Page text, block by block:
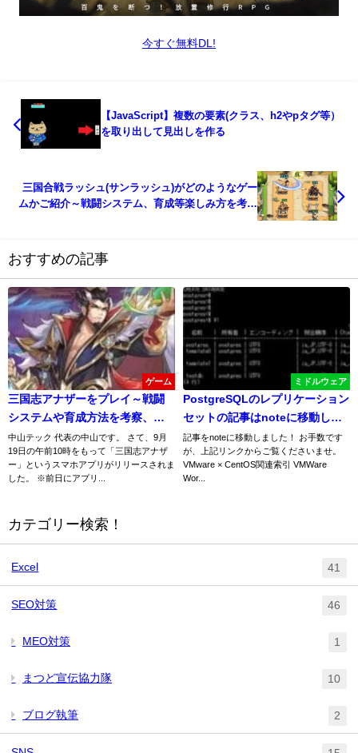
今すぐ無料DL!
【JavaScript】複数の要素(クラス、h2やpタグ等）
を取り出して見出しを作る
三国合戦ラッシュ(サンラッシュ)がどのようなゲー
ムかご紹介～戦闘システム、育成等楽しみ方を考察
おすすめの記事
ゲーム
三国志アナザーをプレイ～戦闘
システムや育成方法を考察、躍
動感抜群のゲーム～
中山テック 代表の中山です。 さて、9月
19日の午前10時をもって「三国志アナザ
ー」というスマホアプリがリリースされま
した。 ※前日にアプリ...
ミドルウェア
PostgreSQLのレプリケーション
セットの記事はnoteに移動しま
した【リンクあり】
記事をnoteに移動しました！ お手数です
が、上記リンクからご覧くださいませ。
VMware × CentOS関連索引 VMWare
Wor...
カテゴリー検索！
Excel 41
SEO対策 46
MEO対策 1
まつど宣伝協力隊 10
ブログ執筆 2